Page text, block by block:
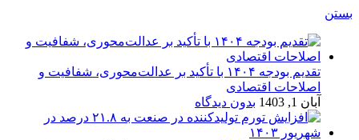
بستن
تقدیم بودجه ۱۴۰۴ با تأکید بر عدالت‌محوری، شفافیت و
اصلاحات اقتصادی
آبان 1, 1403
بدون دیدگاه